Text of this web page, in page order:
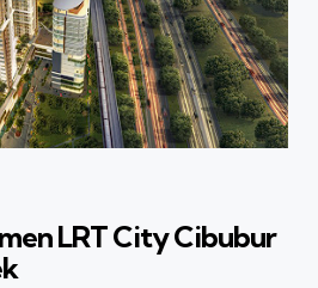
LRT City Cibubur